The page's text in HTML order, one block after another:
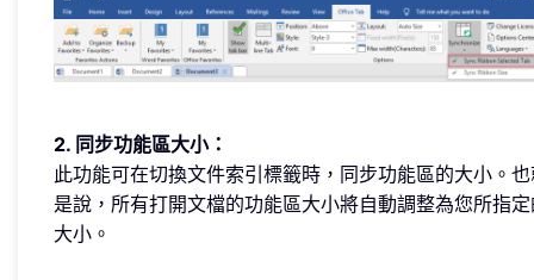
2. 同步功能區大小：
此功能可在切換文件索引標籤時，同步功能區的大小。
是說，所有打開文檔的功能區大小將自動調整為您所指
大小。